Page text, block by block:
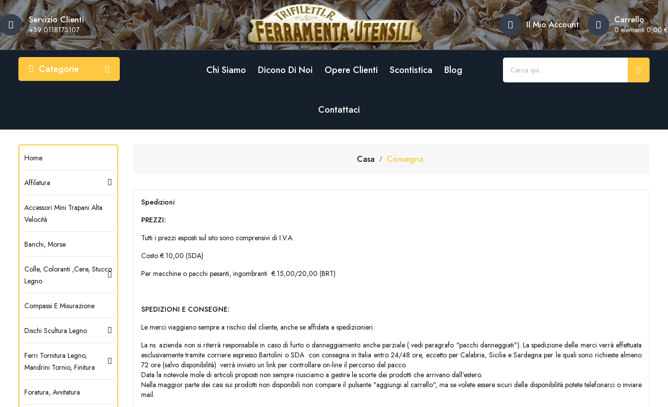
Servizio Clienti
+39 0118173107 Il Mio Account Carrello
0elementi 0,00 €
Categorie Chi Siamo Dicono Di Noi Opere Clienti Scontistica Blog
Contattaci
Home
Affilatura
Accessori Mini Trapani Alta
Velocità
Banchi, Morse
Colle, Coloranti ,cere, Stucco
Legno
Compassi E Misurazione
Dischi Scultura Legno
Ferri Tornitura Legno,
Mandrini Tornio, Finitura
Foratura, Avvitatura
Casa Consegna
Spedizioni
PREZZI:
Tutti i prezzi esposti sul sito sono comprensivi di I.V.A.
Costo €.10,00 (SDA)
Per macchine o pacchi pesanti, ingombranti €.15,00/20,00 (BRT)
SPEDIZIONI E CONSEGNE:
Le merci viaggiano sempre a rischio del cliente, anche se affidata a spedizionieri.
La ns. azienda non si riterrà responsabile in caso di furto o danneggiamento anche parziale ( vedi paragrafo "pacchi danneggiati"). La spedizione delle merci verrà effettuata
esclusivamente tramite corriere espresso Bartolini o SDA con consegna in Italia entro 24/48 ore, eccetto per Calabria, Sicilia e Sardegna per le quali sono richieste almeno
72 ore (salvo disponibilità) verrà inviato un link per controllare on-line il percorso del pacco.
Data la notevole mole di articoli proposti non sempre riusciamo a gestire le scorte dei prodotti che arrivano dall'estero.
Nella maggior parte dei casi sui prodotti non disponibili non compare il pulsante "aggiungi al carrello", ma se volete essere sicuri della disponibilità potete telefonarci o inviare
mail.